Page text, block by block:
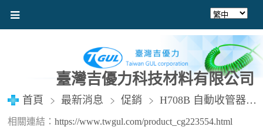
臺灣吉優力科技材料有限公司
首頁 最新消息 促銷 H708B 自動收管器 (風管6.5X10mmX15M)
相關連結： https://www.twgul.com/product_cg223554.html